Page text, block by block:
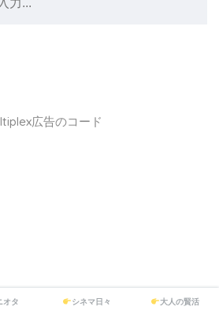
広告のコード
オタ シネマ日々 大人の賢活